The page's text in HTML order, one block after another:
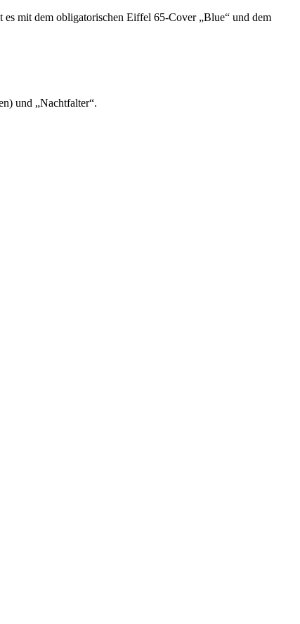
mit dem obligatorischen Eiffel 65-Cover „Blue“ und dem
und „Nachtfalter“.